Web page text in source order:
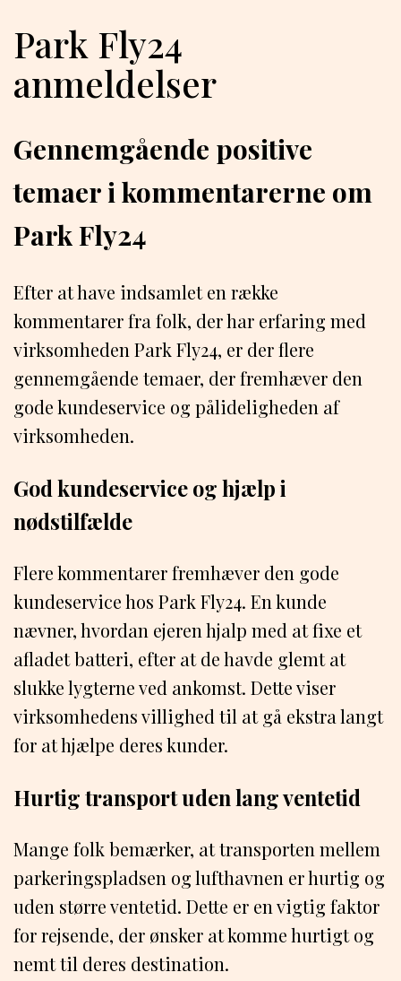
Park Fly24
anmeldelser
Gennemgående positive
temaer i kommentarerne om
Park Fly24
Efter at have indsamlet en række
kommentarer fra folk, der har erfaring med
virksomheden Park Fly24, er der flere
gennemgående temaer, der fremhæver den
gode kundeservice og pålideligheden af
virksomheden.
God kundeservice og hjælp i
nødstilfælde
Flere kommentarer fremhæver den gode
kundeservice hos Park Fly24. En kunde
nævner, hvordan ejeren hjalp med at fixe et
afladet batteri, efter at de havde glemt at
slukke lygterne ved ankomst. Dette viser
virksomhedens villighed til at gå ekstra langt
for at hjælpe deres kunder.
Hurtig transport uden lang ventetid
Mange folk bemærker, at transporten mellem
parkeringspladsen og lufthavnen er hurtig og
uden større ventetid. Dette er en vigtig faktor
for rejsende, der ønsker at komme hurtigt og
nemt til deres destination.